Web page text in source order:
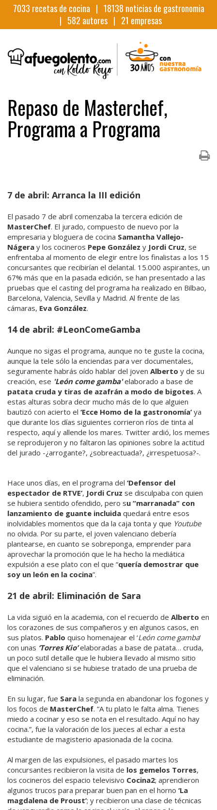
7033 recetas de cocina | 18138 noticias de gastronomia
| 582 autores | 21 empresas
Repaso de Masterchef,
Programa a Programa
7 de abril: Arranca la III edición
El pasado 7 de abril comenzaba la tercera edición de
MasterChef. El jurado, compuesto de nuevo por la
empresaria y bloguera de cocina Samantha Vallejo-
Nágera y los cocineros Pepe González y Jordi Cruz, se
enfrentaba al momento de elegir entre los finalistas a los 15
concursantes que recibirían el delantal. 15.000 aspirantes, un
67% más que en la pasada edición, se han presentado a las
pruebas que el casting del programa ha realizado en Bilbao,
Barcelona, Valencia, Sevilla y Madrid. Al frente de las
cámaras, Eva González.
14 de abril: #LeonComeGamba
Aunque no sigas el programa, aunque no te guste la cocina,
aunque la tele sólo la enciendas para ver documentales,
seguramente habrás oído hablar del joven Alberto y de su
creación, ese 'León come gamba'elaborado a base de
patata cruda y tiras de azafrán a modo de bigotes. A
estas alturas sobra decir mucho más de lo que alguien
bautizó con acierto el ‘Ecce Homo de la gastronomía’ ya
que durante los días siguientes corrieron ríos de tinta al
respecto, aquí y allende los mares. Twitter ardió, los memes
se reprodujeron y no faltaron las opiniones sobre la actitud
del jurado -¿arrogante?, ¿sobreactuada?, ¿irrespetuosa?-.
Hace unos días, en el programa del ‘Defensor del
espectador de RTVE’, Jordi Cruz se disculpaba con quien
se hubiera sentido ofendido, pero su “marranada” con
lanzamiento de guante incluida quedará entre esos
inolvidables momentos que da la caja tonta y que Youtube
no olvida. Por su parte, el joven valenciano debería
plantearse, en cuanto se sobreponga, emprender para
aprovechar la promoción que le ha hecho la mediática
expulsión a ese plato con el que “quería demostrar que
soy un león en la cocina”.
21 de abril: Eliminación de Sara
La vida siguió en la academia, con el recuerdo de Alberto en
los corazones de sus compañeros y en algunos casos, en
sus platos. Pablo quiso homenajear el ‘León come gamba’
con unas ‘Torres Kio’elaboradas a base de patata… cruda,
un poco sutil detalle que le hubiera llevado al mismo sitio
que el valenciano si se hubiese tratado de una prueba de
eliminación.
En su lugar, fue Sara la segunda en abandonar los fogones y
los focos de MasterChef. “A tu plato le falta alma. Tienes
miedo a cocinar y eso se nota en el resultado. Aquí no hay
cocina.”, fue la valoración de los jueces al echar a esta
estudiante de magisterio apasionada de la cocina.
Al margen de las expulsiones, el pasado martes los
concursantes recibieron la visita de los gemelos Torres,
los cocineros del espacio televisivo Cocina2; aprendieron
algunos trucos para preparar buen pan en el horno ‘La
magdalena de Proust’; y recibieron una clase de técnicas